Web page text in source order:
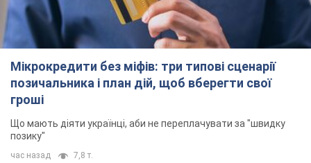
Мікрокредити без міфів: три типові сценарії
позичальника і план дій, щоб вберегти свої
гроші
Що мають діяти українці, аби не переплачувати за "швидку
позику"
час назад 7,8 т.